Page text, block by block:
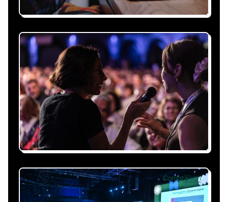
Recevez une proposition
sous 24h
Expliquez-nous vos besoins, on vous répond
sous 24h avec une proposition
personnalisée, claire et adaptée à votre
événement et à vos contraintes.
Nous nous occupons de
tout